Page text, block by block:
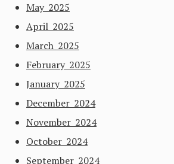
May 2025
April 2025
March 2025
February 2025
January 2025
December 2024
November 2024
October 2024
September 2024